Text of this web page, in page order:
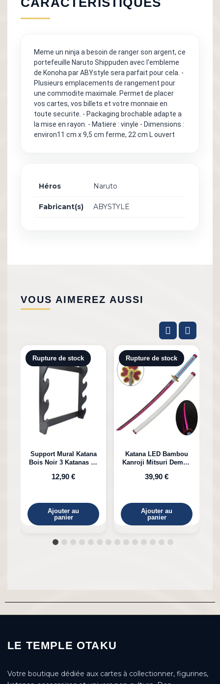
Meme un ninja a besoin de ranger son argent, ce
portefeuille Naruto Shippuden avec l'embleme
de Konoha par ABYstyle sera parfait pour cela. -
Plusieurs emplacements de rangement pour
une commodite maximale. Permet de placer
vos cartes, vos billets et votre monnaie en
toute securite. - Packaging brochable adapte a
la mise en rayon. - Matiere : vinyle - Dimensions :
environ11 cm x 9,5 cm ferme, 22 cm L ouvert
Héros Naruto
Fabricant(s) ABYSTYLE
VOUS AIMEREZ AUSSI
Rupture de stock
Support Mural Katana
Bois Noir 3 Katanas en
12,90 €
Ajouter au
panier
Rupture de stock
Katana LED Bambou
Kanroji Mitsuri Demon
39,90 €
Ajouter au
panier
LE TEMPLE OTAKU
Votre boutique dédiée aux cartes à collectionner, figurines,